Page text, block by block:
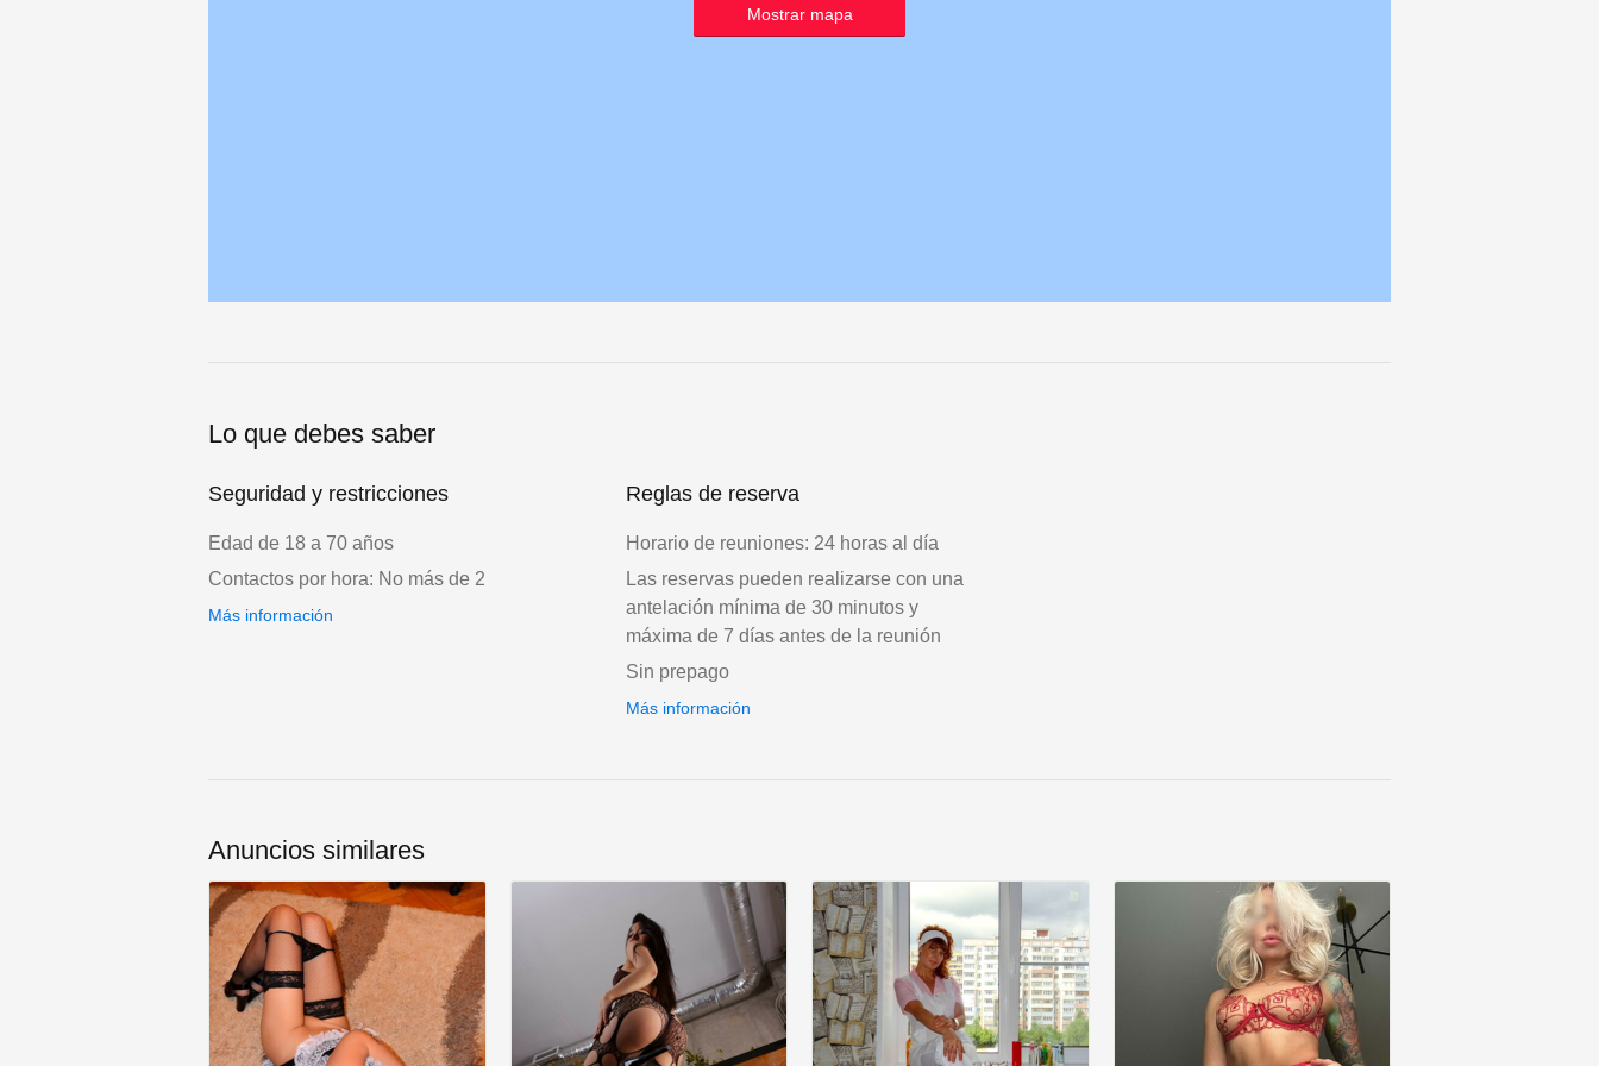
Mostrar mapa
Lo que debes saber
Seguridad y restricciones
Edad de 18 a 70 años
Contactos por hora: No más de 2
Más información
Reglas de reserva
Horario de reuniones: 24 horas al día
Las reservas pueden realizarse con una
antelación mínima de 30 minutos y
máxima de 7 días antes de la reunión
Sin prepago
Más información
Anuncios similares